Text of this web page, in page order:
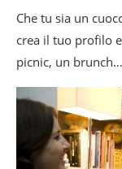
Che tu sia un
crea il tuo profilo
picnic, un brunch…